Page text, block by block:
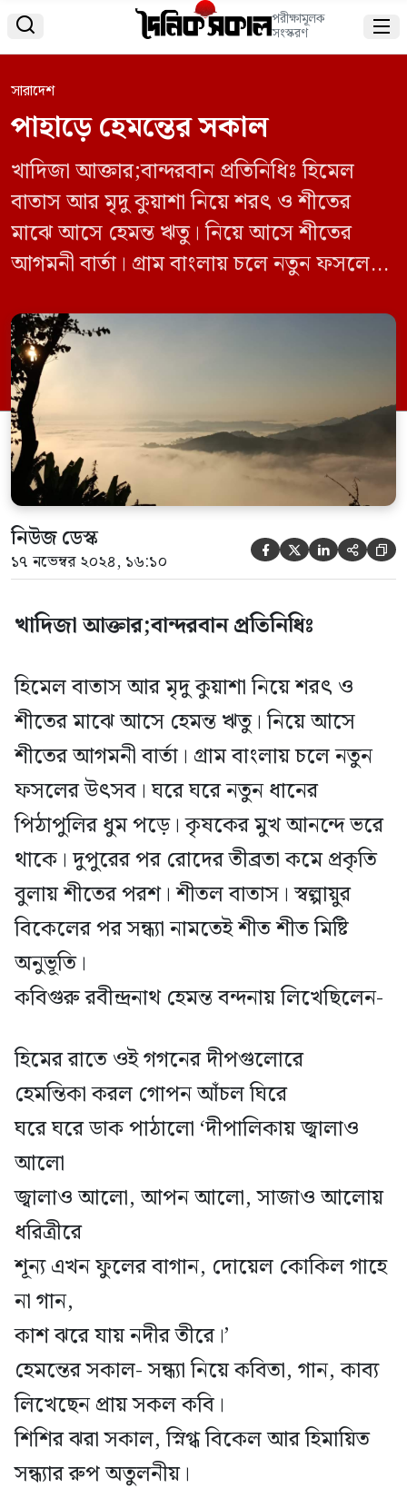
 পরীক্ষামূলক
সংস্করণ 
সারাদেশ
পাহাড়ে হেমন্তের সকাল
খাদিজা আক্তার;বান্দরবান প্রতিনিধিঃ হিমেল
বাতাস আর মৃদু কুয়াশা নিয়ে শরৎ ও শীতের
মাঝে আসে হেমন্ত ঋতু। নিয়ে আসে শীতের
আগমনী বার্তা। গ্রাম বাংলায় চলে নতুন ফসলের
পড়ে। কৃষকের মুখ আনন্দে ভরে থাকে। দুপুরের
পর রোদের তীব্রতা কমে প্রকৃতি বুলায় শীতের
পরশ। শীতল বাতাস। স্বল্পায়ুর বিকেলের পর সন্ধ্যা
নামতেই […]
নিউজ ডেস্ক
১৭ নভেম্বর ২০২৪, ১৬:১০     
খাদিজা আক্তার;বান্দরবান প্রতিনিধিঃ
হিমেল বাতাস আর মৃদু কুয়াশা নিয়ে শরৎ ও
শীতের মাঝে আসে হেমন্ত ঋতু। নিয়ে আসে
শীতের আগমনী বার্তা। গ্রাম বাংলায় চলে নতুন
ফসলের উৎসব। ঘরে ঘরে নতুন ধানের
পিঠাপুলির ধুম পড়ে। কৃষকের মুখ আনন্দে ভরে
থাকে। দুপুরের পর রোদের তীব্রতা কমে প্রকৃতি
বুলায় শীতের পরশ। শীতল বাতাস। স্বল্পায়ুর
বিকেলের পর সন্ধ্যা নামতেই শীত শীত মিষ্টি
অনুভূতি।
কবিগুরু রবীন্দ্রনাথ হেমন্ত বন্দনায় লিখেছিলেন-
হিমের রাতে ওই গগনের দীপগুলোরে
হেমন্তিকা করল গোপন আঁচল ঘিরে
ঘরে ঘরে ডাক পাঠালো ‘দীপালিকায় জ্বালাও
আলো
জ্বালাও আলো, আপন আলো, সাজাও আলোয়
ধরিত্রীরে
শূন্য এখন ফুলের বাগান, দোয়েল কোকিল গাহে
না গান,
কাশ ঝরে যায় নদীর তীরে।’
হেমন্তের সকাল- সন্ধ্যা নিয়ে কবিতা, গান, কাব্য
লিখেছেন প্রায় সকল কবি।
শিশির ঝরা সকাল, স্নিগ্ধ বিকেল আর হিমায়িত
সন্ধ্যার রুপ অতুলনীয়।